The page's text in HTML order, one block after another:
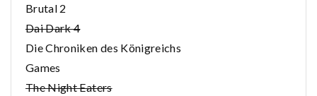
Brutal 2
Dai Dark 4
Die Chroniken des Königreichs
Games
The Night Eaters